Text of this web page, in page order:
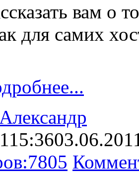
вам о
для самих
15:36
7805